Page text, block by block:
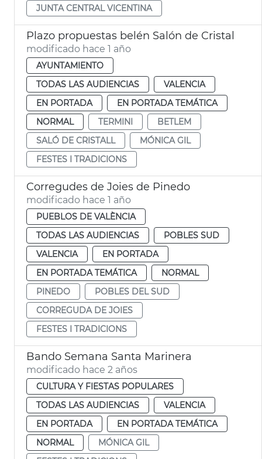
JUNTA CENTRAL VICENTINA
Plazo propuestas belén Salón de Cristal
modificado hace 1 año
AYUNTAMIENTO
TODAS LAS AUDIENCIAS
VALENCIA
EN PORTADA
EN PORTADA TEMÁTICA
NORMAL
TERMINI
BETLEM
SALÓ DE CRISTALL
MÓNICA GIL
FESTES I TRADICIONS
Corregudes de Joies de Pinedo
modificado hace 1 año
PUEBLOS DE VALÈNCIA
TODAS LAS AUDIENCIAS
POBLES SUD
VALENCIA
EN PORTADA
EN PORTADA TEMÁTICA
NORMAL
PINEDO
POBLES DEL SUD
CORREGUDA DE JOIES
FESTES I TRADICIONS
Bando Semana Santa Marinera
modificado hace 2 años
CULTURA Y FIESTAS POPULARES
TODAS LAS AUDIENCIAS
VALENCIA
EN PORTADA
EN PORTADA TEMÁTICA
NORMAL
MÓNICA GIL